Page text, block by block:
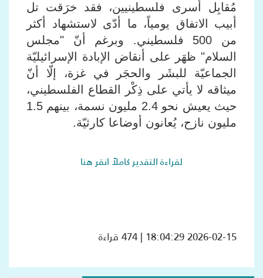
مُقابِل أسرى فلسطينيين، فقد خرَقت تل
أبيب الاتفاق يومياً، ما أدّى لاستشهاد أكثر
من 500 فلسطيني
. وبرغم أنّ "مجلس
السلام" ظهَر على أنقاض الإبادة الإسرائيليّة
الجماعيّة للبشَر والحجَر في غزة، إلّا أنّ
ميثاقه لا يأتي على ذِكْر القطاع الفلسطيني،
حيث يعيش نحو 2.4 مليون نسمة، بينهم 1.5
مليون نازح، يُعانون أوضاعا كارثيّة.
لقراءة التقدير كاملاً انقر هنا
2026-02-15 18:04:29 | 474 قراءة